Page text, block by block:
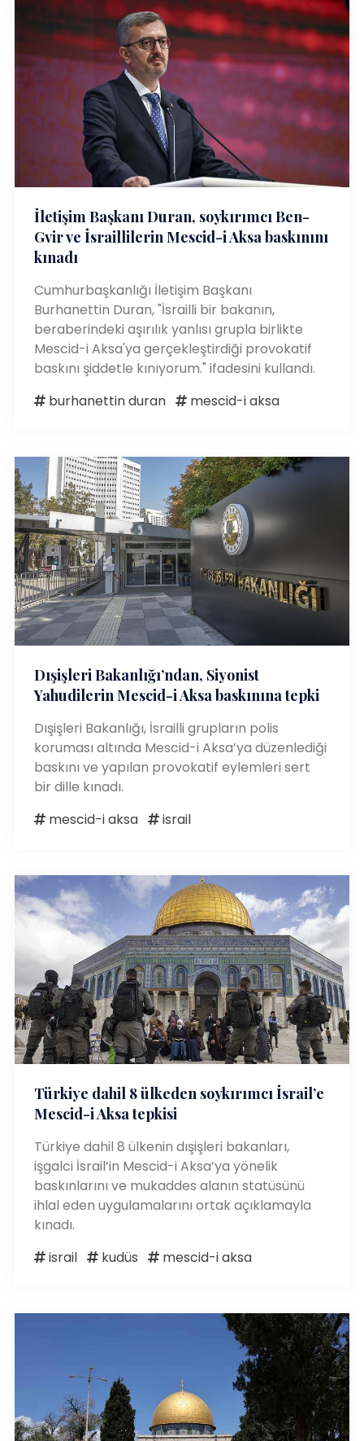
İletişim Başkanı Duran, soykırımcı Ben-
Gvir ve İsraillilerin Mescid-i Aksa baskınını
kınadı
Cumhurbaşkanlığı İletişim Başkanı
Burhanettin Duran, "İsrailli bir bakanın,
beraberindeki aşırılık yanlısı grupla birlikte
Mescid-i Aksa'ya gerçekleştirdiği provokatif
baskını şiddetle kınıyorum." ifadesini kullandı.
burhanettin duran
mescid-i aksa
Dışişleri Bakanlığı’ndan, Siyonist
Yahudilerin Mescid-i Aksa baskınına tepki
Dışişleri Bakanlığı, İsrailli grupların polis
koruması altında Mescid-i Aksa’ya düzenlediği
baskını ve yapılan provokatif eylemleri sert
bir dille kınadı.
mescid-i aksa
israil
Türkiye dahil 8 ülkeden soykırımcı İsrail’e
Mescid-i Aksa tepkisi
Türkiye dahil 8 ülkenin dışişleri bakanları,
işgalci İsrail’in Mescid-i Aksa’ya yönelik
baskınlarını ve mukaddes alanın statüsünü
ihlal eden uygulamalarını ortak açıklamayla
kınadı.
israil
kudüs mescid-i aksa